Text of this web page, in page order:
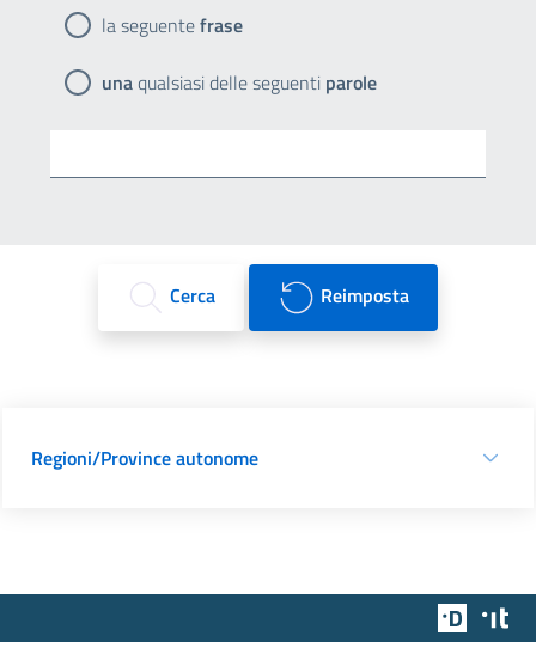
la seguentefrase
unaqualsiasi delle seguenti parole
Cerca Reimposta
Regioni/Province autonome
Team